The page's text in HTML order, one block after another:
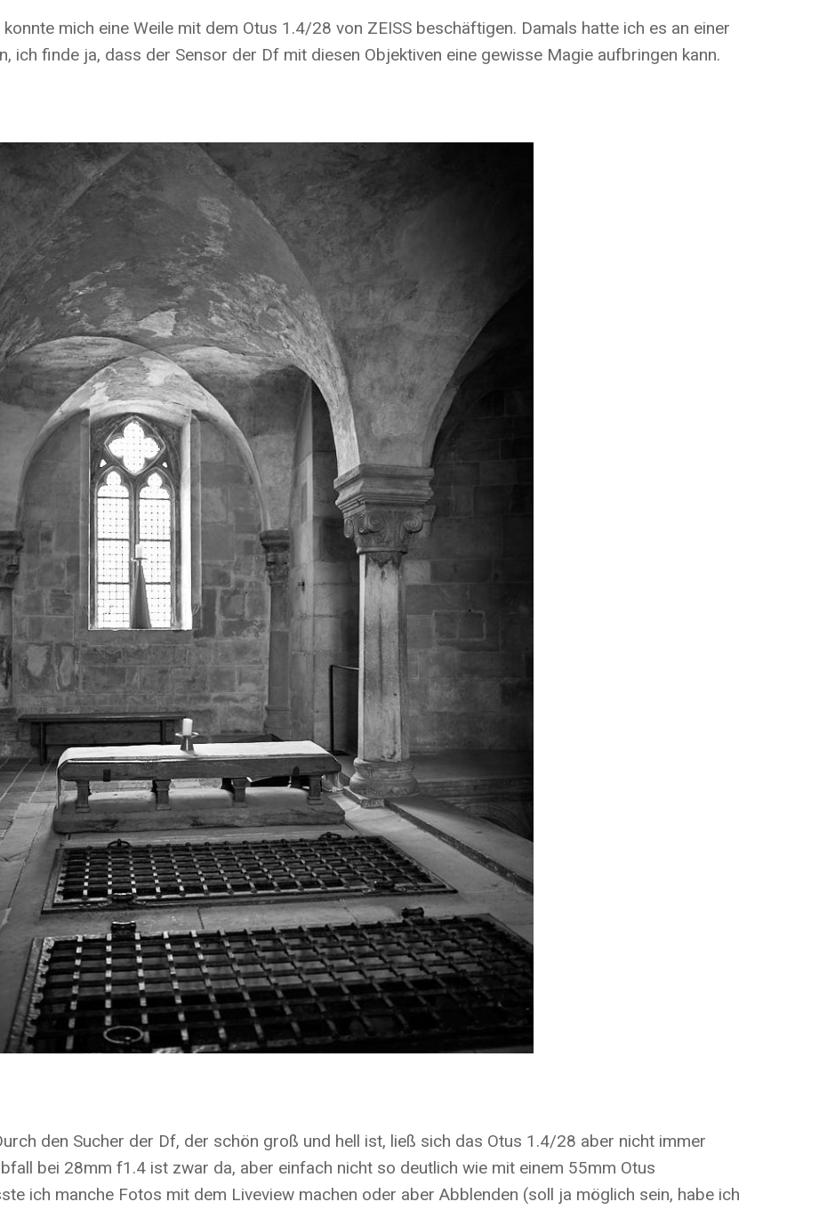
konnte mich eine Weile mit dem Otus 1.4/28 von ZEISS beschäftigen. Damals hatte ich es an einer
ich finde ja, dass der Sensor der Df mit diesen Objektiven eine gewisse Magie aufbringen kann.
den Sucher der Df, der schön groß und hell ist, ließ sich das Otus 1.4/28 aber nicht immer
bei 28mm f1.4 ist zwar da, aber einfach nicht so deutlich wie mit einem 55mm Otus
ich manche Fotos mit dem Liveview machen oder aber Abblenden (soll ja möglich sein, habe ich